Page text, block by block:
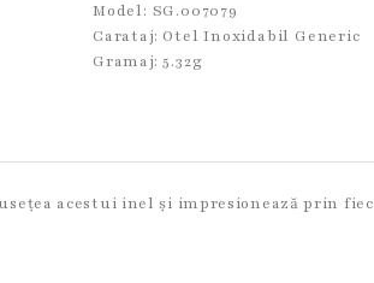
Model: SG.007079
Carataj: Otel Inoxidabil Generic
Gramaj: 5.32g
acestui inel și impresionează prin